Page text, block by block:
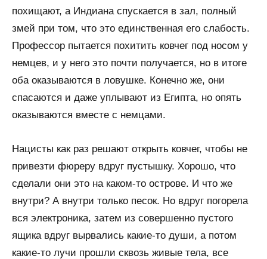
похищают, а Индиана спускается в зал, полный
змей при том, что это единственная его слабость.
Профессор пытается похитить ковчег под носом у
немцев, и у него это почти получается, но в итоге
оба оказываются в ловушке. Конечно же, они
спасаются и даже уплывают из Египта, но опять
оказываются вместе с немцами.
Нацисты как раз решают открыть ковчег, чтобы не
привезти фюреру вдруг пустышку. Хорошо, что
сделали они это на каком-то острове. И что же
внутри? А внутри только песок. Но вдруг погорела
вся электроника, затем из совершенно пустого
ящика вдруг вырвались какие-то души, а потом
какие-то лучи прошли сквозь живые тела, все